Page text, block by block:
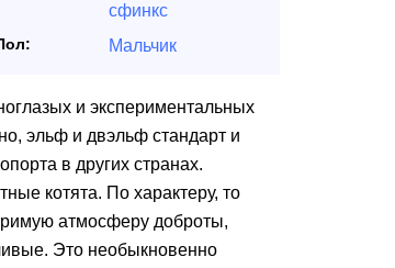
сфинкс
Мальчик
и экспериментальных
эльф и двэльф стандарт и
в других странах.
котята. По характеру, то
атмосферу доброты,
Это необыкновенно